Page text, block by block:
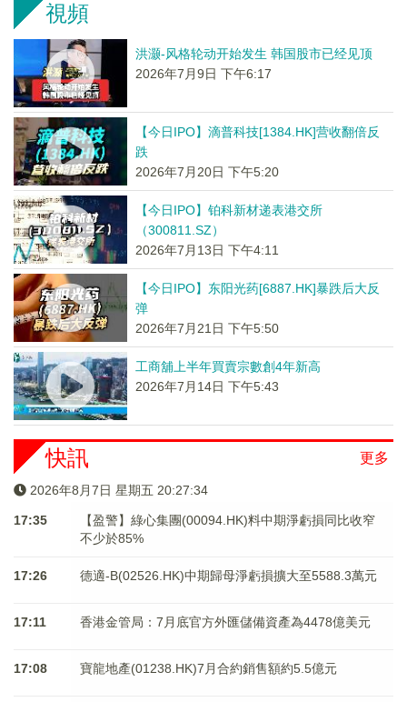
視頻
洪灏-风格轮动开始发生 韩国股市已经见顶
2026年7月9日 下午6:17
【今日IPO】滴普科技[1384.HK]营收翻倍反
跌
2026年7月20日 下午5:20
【今日IPO】铂科新材递表港交所
（300811.SZ）
2026年7月13日 下午4:11
【今日IPO】东阳光药[6887.HK]暴跌后大反
弹
2026年7月21日 下午5:50
工商舖上半年買賣宗數創4年新高
2026年7月14日 下午5:43
更多
快訊
2026年8月7日 星期五 20:27:34
17:35
【盈警】綠心集團(00094.HK)料中期淨虧損同比收窄
不少於85%
17:26 德適-B(02526.HK)中期歸母淨虧損擴大至5588.3萬元
17:11 香港金管局：7月底官方外匯儲備資產為4478億美元
17:08 寶龍地產(01238.HK)7月合約銷售額約5.5億元